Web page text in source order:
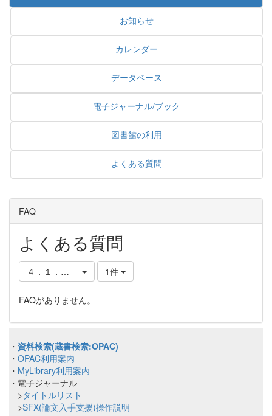
お知らせ
カレンダー
データベース
電子ジャーナル/ブック
図書館の利用
よくある質問
FAQ
よくある質問
４．１．図書館への要望
1件
FAQがありません。
・ 資料検索(蔵書検索:OPAC)
・ OPAC利用案内
・ MyLibrary利用案内
・電子ジャーナル
>タイトルリスト
>SFX(論文入手支援)操作説明